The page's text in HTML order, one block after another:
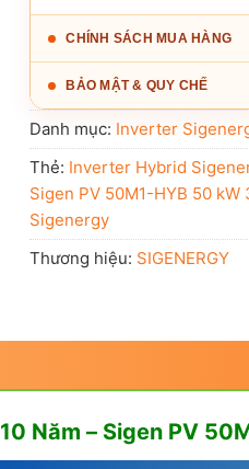
CHÍNH SÁCH MUA HÀNG
BẢO MẬT & QUY CHẾ
Danh mục: Inverter
Thẻ: Inverter Hybrid
Sigen PV 50M1-HYB 50 kW
Sigenergy
Thương hiệu: SIGENERGY
10 Năm – Sigen PV